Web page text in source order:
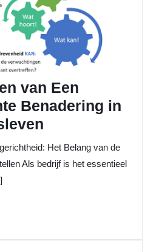
van Een
Benadering in
Het Belang van de
Als bedrijf is het essentieel